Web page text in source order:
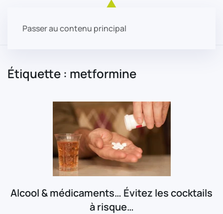
Passer au contenu principal
Étiquette : metformine
Alcool & médicaments… Évitez les cocktails
à risque…